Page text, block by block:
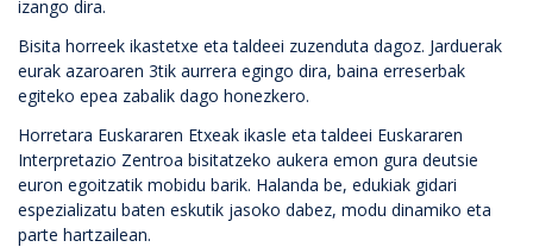
izango dira.
Bisita horreek ikastetxe eta taldeei zuzenduta dagoz. Jarduerak
eurak azaroaren 3tik aurrera egingo dira, baina erreserbak
egiteko epea zabalik dago honezkero.
Horretara Euskararen Etxeak ikasle eta taldeei Euskararen
Interpretazio Zentroa bisitatzeko aukera emon gura deutsie
euron egoitzatik mobidu barik. Halanda be, edukiak gidari
espezializatu baten eskutik jasoko dabez, modu dinamiko eta
parte hartzailean.